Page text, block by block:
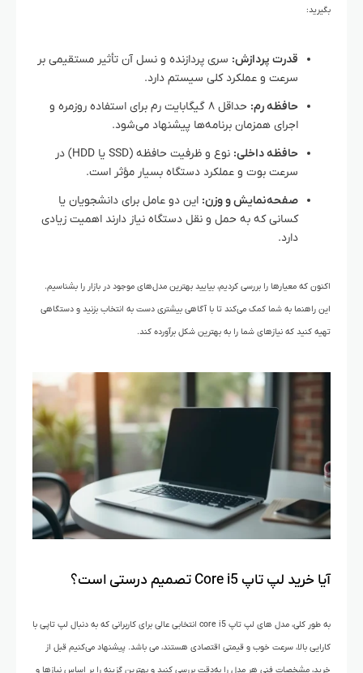
بگیرید:
قدرت پردازش: سری پردازنده و نسل آن تأثیر مستقیمی بر
سرعت و عملکرد کلی سیستم دارد.
حافظه رم:
حداقل ۸ گیگابایت رم برای استفاده روزمره و
اجرای همزمان برنامه‌ها پیشنهاد می‌شود.
حافظه داخلی:
نوع و ظرفیت حافظه (SSD یا HDD) در
سرعت بوت و عملکرد دستگاه بسیار مؤثر است.
صفحه‌نمایش و وزن: این دو عامل برای دانشجویان یا
کسانی که به حمل و نقل دستگاه نیاز دارند اهمیت زیادی
دارد.
اکنون که معیارها را بررسی کردیم، بیایید بهترین مدل‌های موجود در بازار را بشناسیم.
این راهنما به شما کمک می‌کند تا با آگاهی بیشتری دست به انتخاب بزنید و دستگاهی
تهیه کنید که نیازهای شما را به بهترین شکل برآورده کند.
آیا خرید لپ تاپ Core i5 تصمیم درستی است؟
به طور کلی، مدل های لپ تاپ core i5 انتخابی عالی برای کاربرانی که به دنبال لپ تاپی با
کارایی بالا، سرعت خوب و قیمتی اقتصادی هستند، می باشد. پیشنهاد می‌کنیم قبل از
خرید، مشخصات فنی هر مدل را به‌دقت بررسی کنید و بهترین گزینه را بر اساس نیازها و